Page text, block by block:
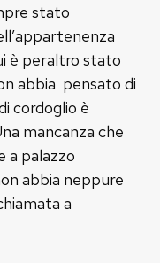
stato
è peraltro stato
abbia pensato di
cordoglio è
mancanza che
a palazzo
abbia neppure
a